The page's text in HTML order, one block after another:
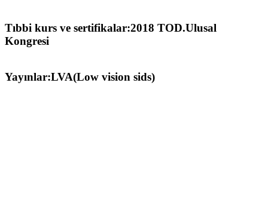
Tıbbi kurs ve sertifikalar:2018 TOD.Ulusal
Kongresi
Yayınlar:LVA(Low vision sids)